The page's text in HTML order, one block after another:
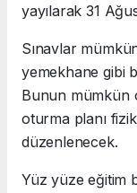
yayılarak 31
Sınavlar
yemekhane gibi
Bunun mümkün
oturma planı
düzenlenecek.
Yüz yüze eğitim